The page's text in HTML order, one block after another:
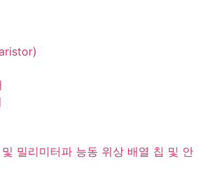
밀리미터파 능동 위상 배열 칩 및 안